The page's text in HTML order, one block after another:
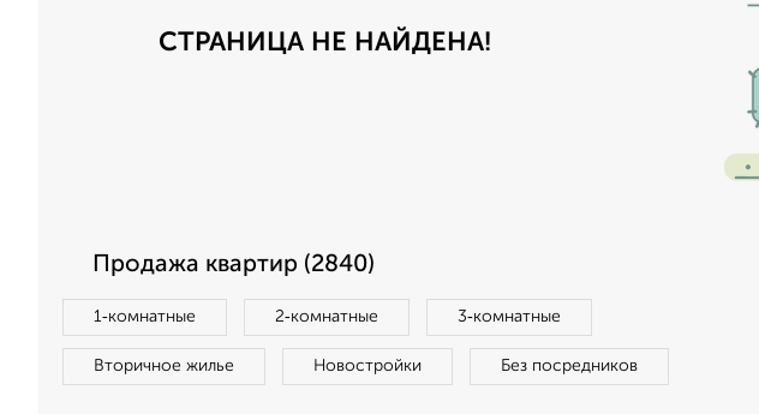
СТРАНИЦА НЕ НАЙДЕНА!
Продажа квартир (2840)
1‑комнатные 2‑комнатные 3‑комнатные
Вторичное жилье Новостройки Без посредников